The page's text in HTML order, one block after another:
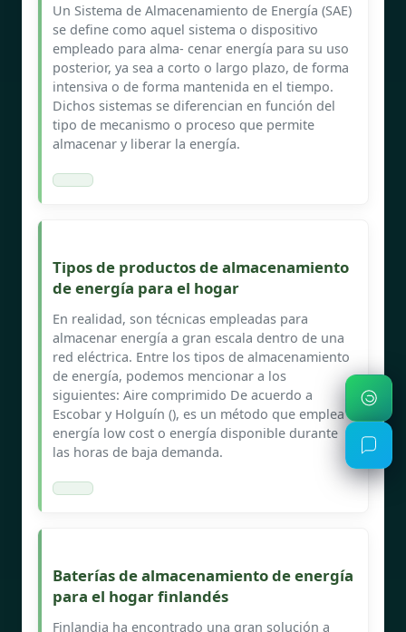
Un Sistema de Almacenamiento de Energía (SAE)
se define como aquel sistema o dispositivo
empleado para alma- cenar energía para su uso
posterior, ya sea a corto o largo plazo, de forma
intensiva o de forma mantenida en el tiempo.
Dichos sistemas se diferencian en función del
tipo de mecanismo o proceso que permite
almacenar y liberar la energía.
Tipos de productos de almacenamiento
de energía para el hogar
En realidad, son técnicas empleadas para
almacenar energía a gran escala dentro de una
red eléctrica. Entre los tipos de almacenamiento
de energía, podemos mencionar a los
siguientes: Aire comprimido De acuerdo a
Escobar y Holguín (), es un método que emplea
energía low cost o energía disponible durante
las horas de baja demanda.
Baterías de almacenamiento de energía
para el hogar finlandés
Finlandia ha encontrado una gran solución a